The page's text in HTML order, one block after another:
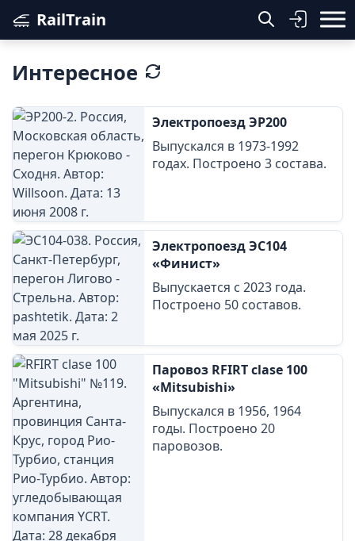
RailTrain
Интересное
Электропоезд ЭР200
Выпускался в 1973-1992
годах. Построено 3 состава.
Электропоезд ЭС104
«Финист»
Выпускается с 2023 года.
Построено 50 составов.
Паровоз RFIRT clase 100
«Mitsubishi»
Выпускался в 1956, 1964
годы. Построено 20
паровозов.